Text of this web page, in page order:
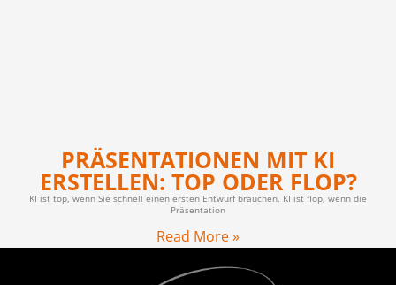
PRÄSENTATIONEN MIT KI
ERSTELLEN: TOP ODER FLOP?
KI ist top, wenn Sie schnell einen ersten Entwurf brauchen. KI ist flop, wenn die
Präsentation
Read More »